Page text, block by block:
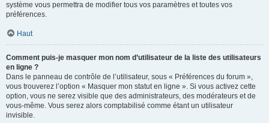
système vous permettra de modifier tous vos paramètres et toutes vos
préférences.
Haut
Comment puis-je masquer mon nom d’utilisateur de la liste des utilisateurs
en ligne ?
Dans le panneau de contrôle de l’utilisateur, sous « Préférences du forum »,
vous trouverez l’option « Masquer mon statut en ligne ». Si vous activez cette
option, vous ne serez visible que des administrateurs, des modérateurs et de
vous-même. Vous serez alors comptabilisé comme étant un utilisateur
invisible.